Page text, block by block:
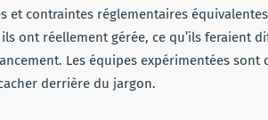
et contraintes réglementaires
ont réellement gérée, ce qu’ils feraient
Les équipes expérimentées
derrière du jargon.